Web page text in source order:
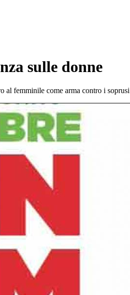
sulle donne
al femminile come arma contro i soprusi